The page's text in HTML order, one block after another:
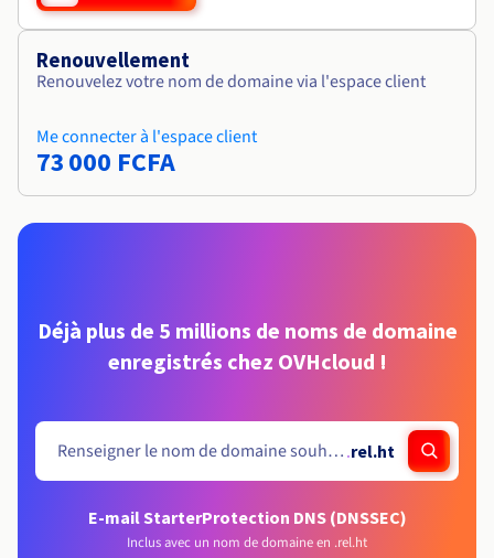
Renouvellement
Renouvelez votre nom de domaine via l'espace client
Me connecter à l'espace client
73 000 FCFA
Déjà plus de 5 millions de noms de domaine
enregistrés chez OVHcloud !
.rel.ht
E-mail StarterProtection DNS (DNSSEC)
Inclus avec un nom de domaine en .rel.ht